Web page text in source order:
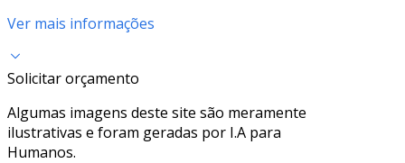
Ver mais informações
Solicitar orçamento
Algumas imagens deste site são meramente
ilustrativas e foram geradas por I.A para
Humanos.